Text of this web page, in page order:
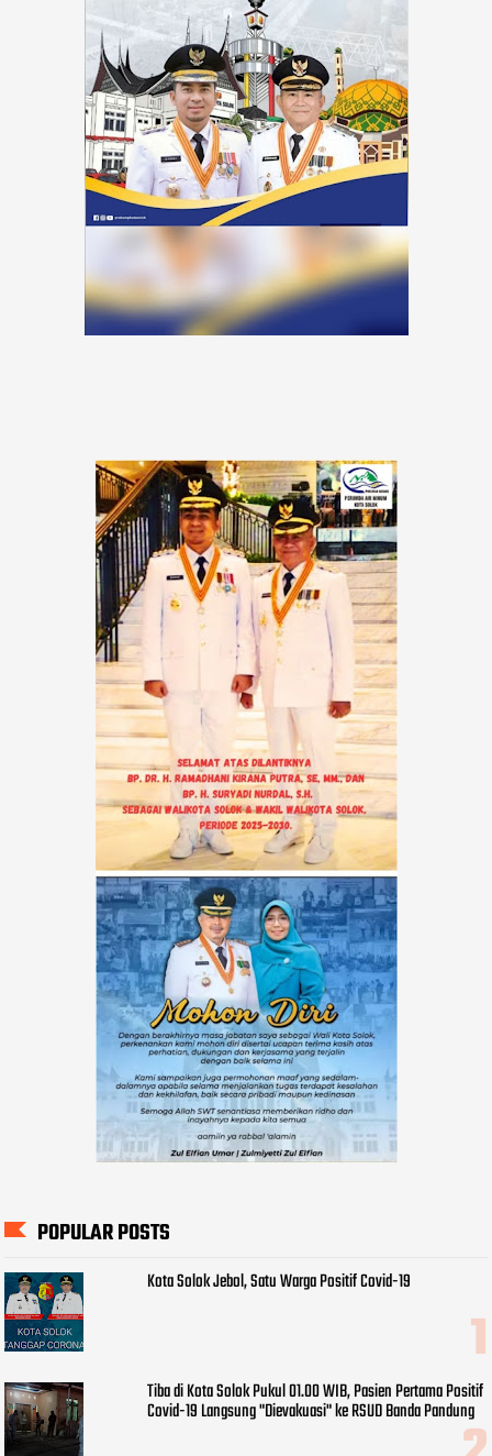
POPULAR POSTS
Kota Solok Jebol, Satu Warga Positif Covid-19
Tiba di Kota Solok Pukul 01.00 WIB, Pasien Pertama Positif
Covid-19 Langsung "Dievakuasi" ke RSUD Banda Pandung